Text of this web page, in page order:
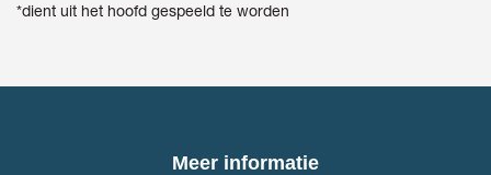
*dient uit het hoofd gespeeld te worden
Meer informatie